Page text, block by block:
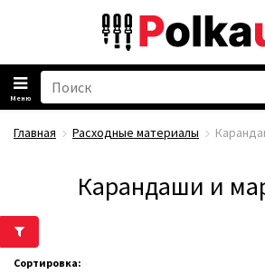
Меню
Главная Расходные материалы
Карандаши и
Сортировка: